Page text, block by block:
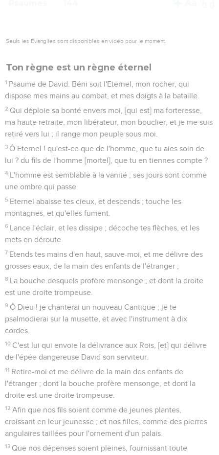
Seuls les Évangiles sont disponibles en vidéo pour le moment.
Ton règne est un règne éternel
1 Psaume de David. Béni soit l'Eternel, mon rocher, qui
dispose mes mains au combat, et mes doigts à la bataille.
2 Qui déploie sa bonté envers moi, [qui est] ma forteresse,
ma haute retraite, mon libérateur, mon bouclier, et je me suis
retiré vers lui ; il range mon peuple sous moi.
3 Ô Eternel ! qu'est-ce que de l'homme, que tu aies soin de
lui ? du fils de l'homme [mortel], que tu en tiennes compte ?
4 L'homme est semblable à la vanité ; ses jours sont comme
une ombre qui passe.
5 Eternel abaisse tes cieux, et descends ; touche les
montagnes, et qu'elles fument.
6 Lance l'éclair, et les dissipe ; décoche tes flèches, et les
mets en déroute.
7 Etends tes mains d'en haut, sauve-moi, et me délivre des
grosses eaux, de la main des enfants de l'étranger ;
8 La bouche desquels profère mensonge ; et dont la droite
est une droite trompeuse.
9 Ô Dieu ! je chanterai un nouveau Cantique ; je te
psalmodierai sur la musette, et avec l'instrument à dix
cordes.
10 C'est lui qui envoie la délivrance aux Rois, [et] qui délivre
de l'épée dangereuse David son serviteur.
11 Retire-moi et me délivre de la main des enfants de
l'étranger ; dont la bouche profère mensonge, et dont la
droite est une droite trompeuse.
12 Afin que nos fils soient comme de jeunes plantes,
croissant en leur jeunesse ; et nos filles, comme des pierres
angulaires taillées pour l'ornement d'un palais.
13 Que nos dépenses soient pleines, fournissant toute